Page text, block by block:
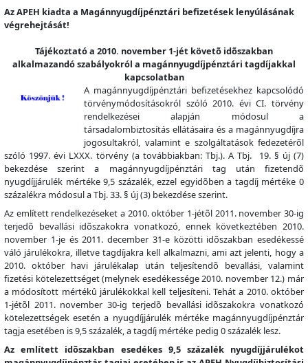
Az APEH kiadta a Magánnyugdíjpénztári befizetések lenyúlásának
végrehejtását!
Tájékoztató a 2010. november 1-jét követõ idõszakban
alkalmazandó szabályokról a magánnyugdíjpénztári tagdíjakkal
kapcsolatban
A magánnyugdíjpénztári befizetésekhez kapcsolódó
törvénymódosításokról szóló 2010. évi CI. törvény
rendelkezései alapján módosul a
társadalombiztosítás ellátásaira és a magánnyugdíjra
jogosultakról, valamint e szolgáltatások fedezetérõl
szóló 1997. évi LXXX. törvény (a továbbiakban: Tbj.). A Tbj. 19. § új (7)
bekezdése szerint a magánnyugdíjpénztári tag után fizetendõ
nyugdíjjárulék mértéke 9,5 százalék, ezzel egyidõben a tagdíj mértéke 0
százalékra módosul a Tbj. 33. § új (3) bekezdése szerint.
Az említett rendelkezéseket a 2010. október 1-jétõl 2011. november 30-ig
terjedõ bevallási idõszakokra vonatkozó, ennek következtében 2010.
november 1-je és 2011. december 31-e közötti idõszakban esedékessé
váló járulékokra, illetve tagdíjakra kell alkalmazni, ami azt jelenti, hogy a
2010. október havi járulékalap után teljesítendõ bevallási, valamint
fizetési kötelezettséget (melynek esedékessége 2010. november 12.) már
a módosított mértékû járulékokkal kell teljesíteni. Tehát a 2010. október
1-jétõl 2011. november 30-ig terjedõ bevallási idõszakokra vonatkozó
kötelezettségek esetén a nyugdíjjárulék mértéke magánnyugdíjpénztár
tagja esetében is 9,5 százalék, a tagdíj mértéke pedig 0 százalék lesz.
Az említett idõszakban esedékes 9,5 százalék nyugdíjjárulékot